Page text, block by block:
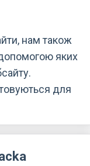
нам також
яких
для